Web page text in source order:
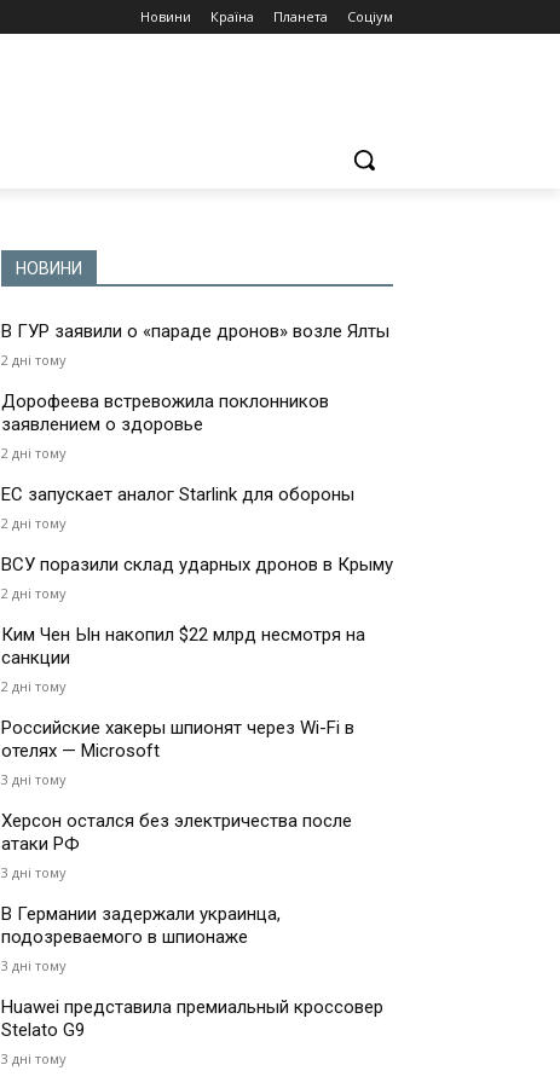
Новини Країна Планета Соціум
НОВИНИ
В ГУР заявили о «параде дронов» возле Ялты
2 дні тому
Дорофеева встревожила поклонников
заявлением о здоровье
2 дні тому
ЕС запускает аналог Starlink для обороны
2 дні тому
ВСУ поразили склад ударных дронов в Крыму
2 дні тому
Ким Чен Ын накопил $22 млрд несмотря на
санкции
2 дні тому
Российские хакеры шпионят через Wi-Fi в
отелях — Microsoft
3 дні тому
Херсон остался без электричества после
атаки РФ
3 дні тому
В Германии задержали украинца,
подозреваемого в шпионаже
3 дні тому
Huawei представила премиальный кроссовер
Stelato G9
3 дні тому